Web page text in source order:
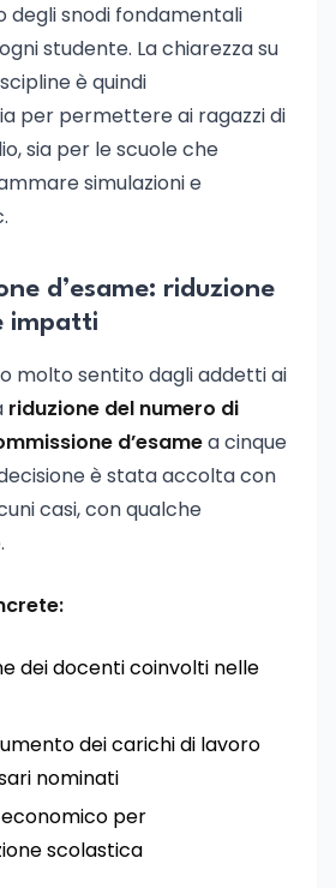
degli snodi fondamentali
studente. La chiarezza su
è quindi
per permettere ai ragazzi di
sia per le scuole che
simulazioni e
d’esame: riduzione
impatti
molto sentito dagli addetti ai
riduzione del numero di
d’esamea cinque
è stata accolta con
casi, con qualche
dei docenti coinvolti nelle
dei carichi di lavoro
nominati
per
scolastica